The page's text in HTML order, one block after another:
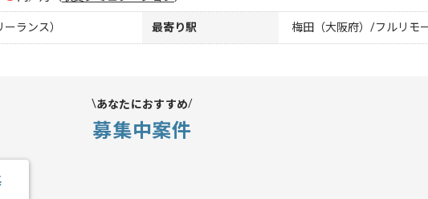
ランス） 最寄り駅 梅田（大阪府）/フルリモ
あなたにおすすめ
募集中案件